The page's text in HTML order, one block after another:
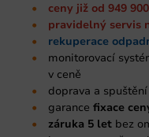
ceny již od 949
pravidelný servis
rekuperace
monitorovací
v ceně
doprava a
garance fixace
záruka 5 let bez